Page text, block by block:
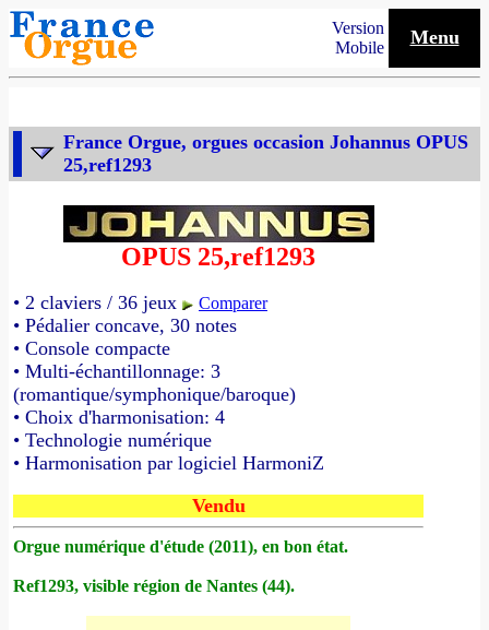
Version
Mobile
Menu
France Orgue, orgues occasion Johannus OPUS
25,ref1293
OPUS 25,ref1293
• 2 claviers / 36 jeux Comparer
• Pédalier concave, 30 notes
• Console compacte
• Multi-échantillonnage: 3
(romantique/symphonique/baroque)
• Choix d'harmonisation: 4
• Technologie numérique
• Harmonisation par logiciel HarmoniZ
Vendu
Orgue numérique d'étude (2011), en bon état.
Ref1293, visible région de Nantes (44).